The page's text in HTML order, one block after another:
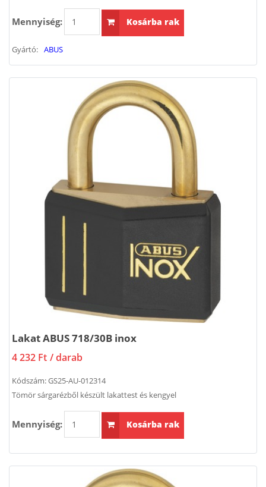
Mennyiség: Kosárba rak
Gyártó: ABUS
Lakat ABUS 718/30B inox
4 232 Ft / darab
Kódszám:GS25-AU-012314
Tömör sárgarézből készült lakattest és kengyel
Mennyiség: Kosárba rak